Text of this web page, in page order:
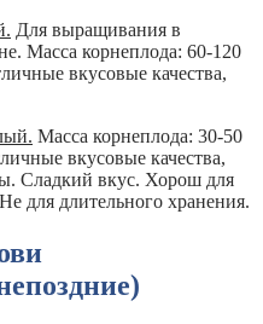
Для выращивания в
Масса корнеплода: 60-120
вкусовые качества,
Масса корнеплода: 30-50
вкусовые качества,
Сладкий вкус. Хорош для
для длительного хранения.